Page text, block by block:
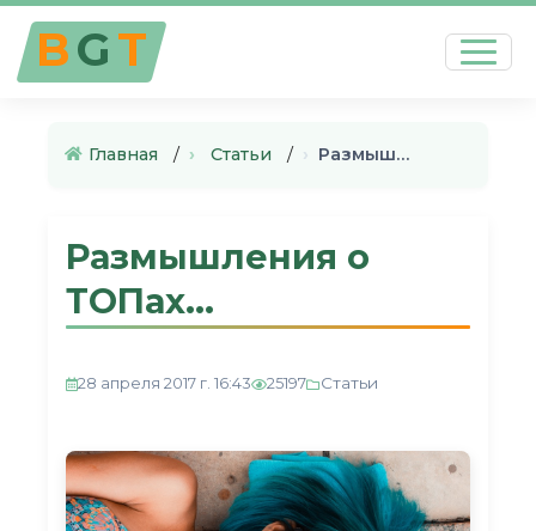
BGT
Главная › Статьи › Размышления о ТОПах...
Размышления о
ТОПах...
28 апреля 2017 г. 16:43 25197 Статьи